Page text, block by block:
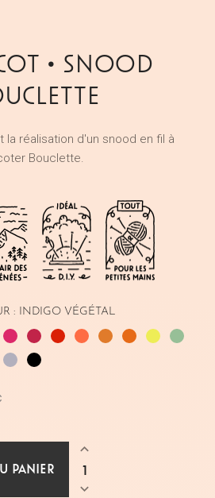
• SNOOD
réalisation d'un snood en fil à
Bouclette.
: INDIGO VÉGÉTAL
FuchsiaGrenade
CarminCorailMangue
SafranRésédaSauge
Gris Noir
PANIER